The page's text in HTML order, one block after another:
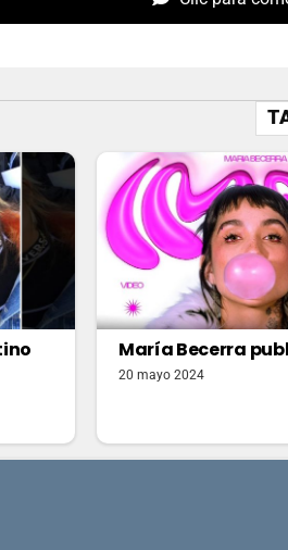
María Becerra
20 mayo 2024